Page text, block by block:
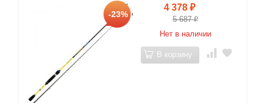
-23%
4 378 ₽
5 687₽
Нет в наличии
В корзину